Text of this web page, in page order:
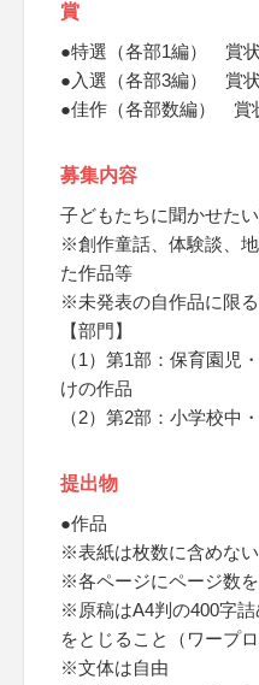
賞
●特選（各部1編） 賞
●入選（各部3編） 賞
●佳作（各部数編） 賞
募集内容
子どもたちに聞かせた
※創作童話、体験談、
た作品等
※未発表の自作品に限る
【部門】
（1）第1部：保育園児
けの作品
（2）第2部：小学校中
提出物
●作品
※表紙は枚数に含めない
※各ページにページ数を
※原稿はA4判の400字
をとじること（ワープロ
※文体は自由